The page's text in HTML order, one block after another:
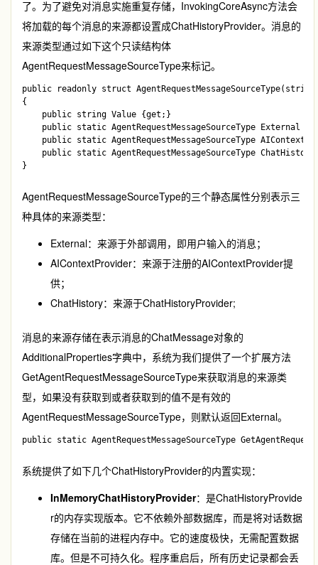
了。为了避免对消息实施重复存储， InvokingCoreAsync方法会
将加载的每个消息的来源都设置成ChatHistoryProvider。消息的
来源类型通过如下这个只读结构体
AgentRequestMessageSourceType来标记。
public readonly struct AgentRequestMessageSourceType(string
{
    public string Value {get;}
public static AgentRequestMessageSourceType External
public static AgentRequestMessageSourceType
public static AgentRequestMessageSourceType
AgentRequestMessageSourceType的三个静态属性分别表示三
种具体的来源类型：
External：来源于外部调用，即用户输入的消息；
AIContextProvider：来源于注册的AIContextProvider提
供；
ChatHistory：来源于ChatHistoryProvider;
消息的来源存储在表示消息的ChatMessage对象的
AdditionalProperties字典中，系统为我们提供了一个扩展方法
GetAgentRequestMessageSourceType来获取消息的来源类
型，如果没有获取到或者获取到的值不是有效的
AgentRequestMessageSourceType，则默认返回External。
系统提供了如下几个ChatHistoryProvider的内置实现：
InMemoryChatHistoryProvider：是ChatHistoryProvide
r的内存实现版本。它不依赖外部数据库，而是将对话数据
存储在当前的进程内存中。它的速度极快，无需配置数据
库。但是不可持久化。程序重启后，所有历史记录都会丢